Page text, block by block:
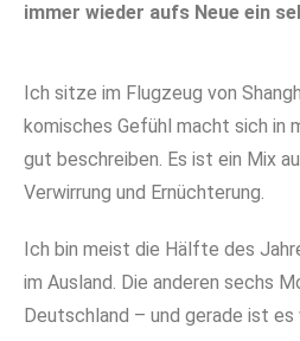
immer wieder aufs Neue ein
Ich sitze im Flugzeug von
komisches Gefühl macht sich in
gut beschreiben. Es ist ein Mix
Verwirrung und Ernüchterung.
Ich bin meist die Hälfte des
im Ausland. Die anderen sechs
Deutschland – und gerade ist